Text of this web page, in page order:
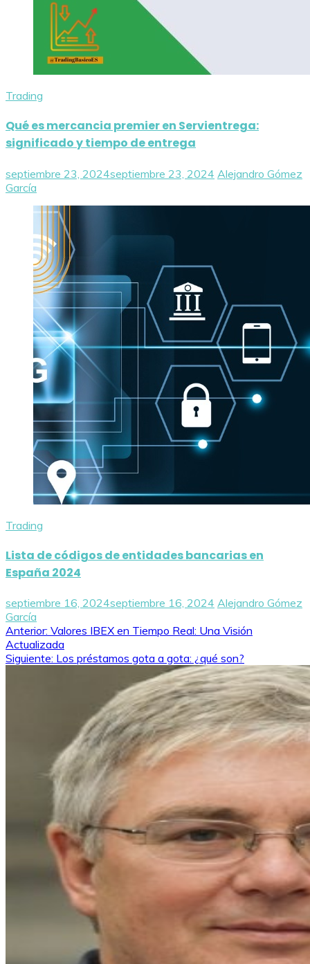
Trading
Qué es mercancia premier en Servientrega:
significado y tiempo de entrega
septiembre 23, 2024septiembre 23, 2024 Alejandro Gómez
García
Trading
Lista de códigos de entidades bancarias en
España 2024
septiembre 16, 2024septiembre 16, 2024 Alejandro Gómez
García
Navegación
de
Anterior: Valores IBEX en Tiempo Real: Una Visión
Actualizada
Siguiente: Los préstamos gota a gota: ¿qué son?